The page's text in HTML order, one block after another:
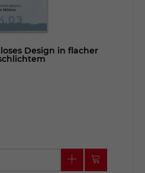
Design in flacher